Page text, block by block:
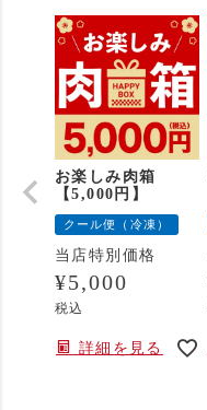
お楽しみ肉箱
【5,000円】
クール便（冷凍）
当店特別価格
¥5,000
税込
詳細を見る